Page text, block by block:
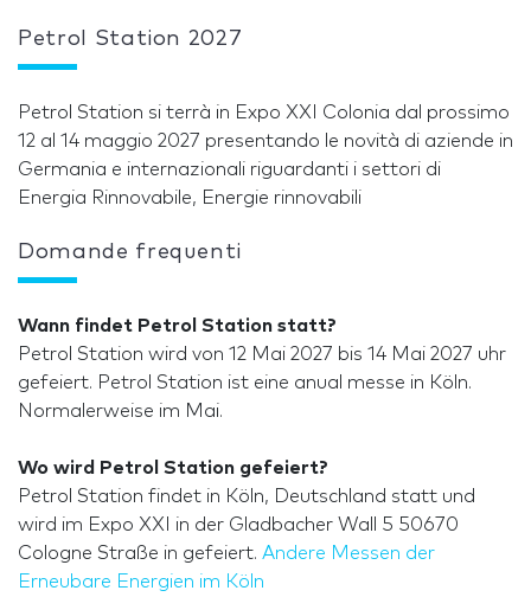
Petrol Station 2027
Petrol Station si terrà in Expo XXI Colonia dal prossimo
12 al 14 maggio 2027 presentando le novità di aziende in
Germania e internazionali riguardanti i settori di
Energia Rinnovabile, Energie rinnovabili
Domande frequenti
Wann findet Petrol Station statt?
Petrol Station wird von 12 Mai 2027 bis 14 Mai 2027 uhr
gefeiert. Petrol Station ist eine anual messe in Köln.
Normalerweise im Mai.
Wo wird Petrol Station gefeiert?
Petrol Station findet in Köln, Deutschland statt und
wird im Expo XXI in der Gladbacher Wall 5 50670
Cologne Straße in gefeiert. Andere Messen der
Erneubare Energien im Köln